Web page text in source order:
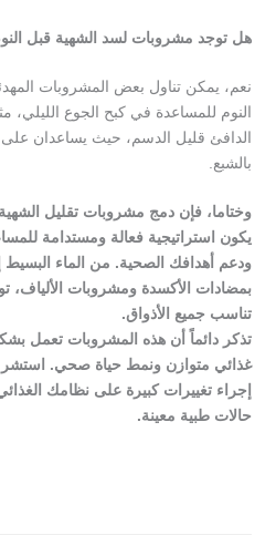
هل توجد مشروبات لسد الشهية قبل
نعم، يمكن تناول بعض المشروبات
النوم للمساعدة في كبح الجوع الليلي،
الدافئ قليل الدسم، حيث يساعدان على
بالشبع.
وختاما، فإن دمج مشروبات تقليل
يكون استراتيجية فعالة ومستدامة
ودعم أهدافك الصحية. من الماء البسيط
بمضادات الأكسدة ومشروبات الألياف،
تناسب جميع الأذواق.
تذكر دائماً أن هذه المشروبات تعمل
غذائي متوازن ونمط حياة صحي. استشر
إجراء تغييرات كبيرة على نظامك
حالات طبية معينة.